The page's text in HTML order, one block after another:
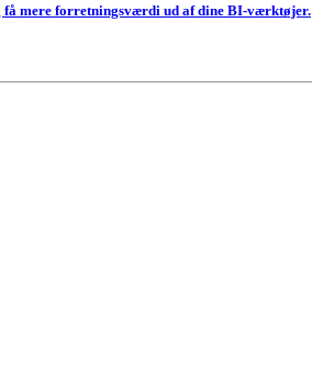
få mere forretningsværdi ud af dine BI-værktøjer.